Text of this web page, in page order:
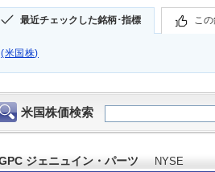
最近チェックした銘柄･指標 こ
(米国株)